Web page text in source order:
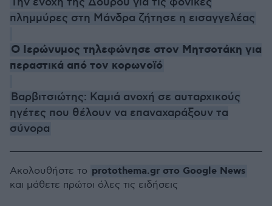
πλημμύρες στη Μάνδρα ζήτησε η εισαγγελέας
Ο Ιερώνυμος τηλεφώνησε στον Μητσοτάκη για
περαστικά από τον κορωνοϊό
Βαρβιτσιώτης: Καμιά ανοχή σε αυταρχικούς
ηγέτες που θέλουν να επαναχαράξουν τα
σύνορα
Ακολουθήστε το protothema.gr στο Google News
και μάθετε πρώτοι όλες τις ειδήσεις